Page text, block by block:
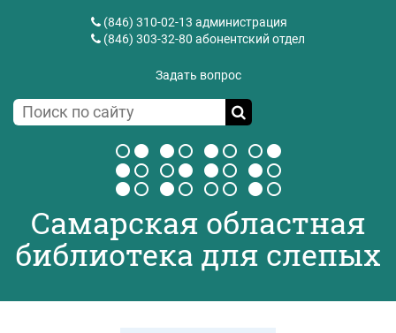
(846) 310-02-13 администрация
(846) 303-32-80 абонентский отдел
Задать вопрос
Самарская областная
библиотека для слепых